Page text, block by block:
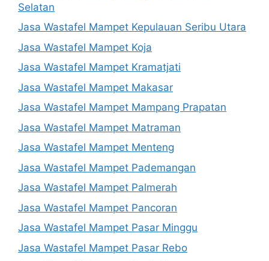
Selatan
Jasa Wastafel Mampet Kepulauan Seribu Utara
Jasa Wastafel Mampet Koja
Jasa Wastafel Mampet Kramatjati
Jasa Wastafel Mampet Makasar
Jasa Wastafel Mampet Mampang Prapatan
Jasa Wastafel Mampet Matraman
Jasa Wastafel Mampet Menteng
Jasa Wastafel Mampet Pademangan
Jasa Wastafel Mampet Palmerah
Jasa Wastafel Mampet Pancoran
Jasa Wastafel Mampet Pasar Minggu
Jasa Wastafel Mampet Pasar Rebo